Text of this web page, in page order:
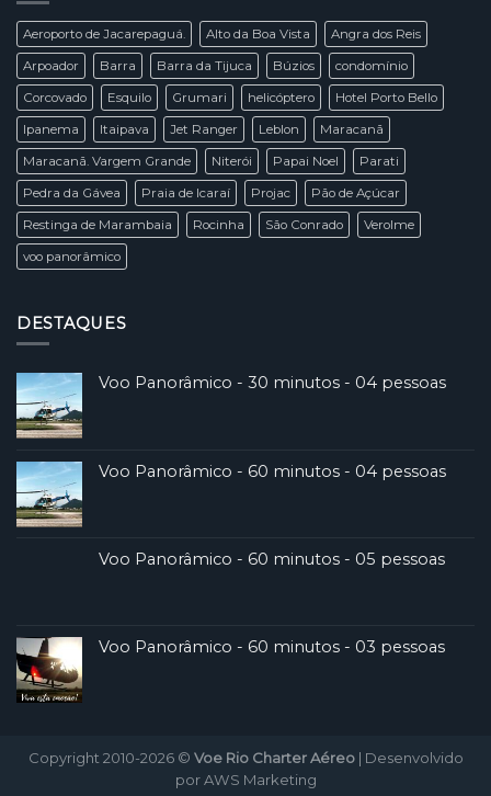
do
Gripen
NG
Aeroporto de Jacarepaguá. Alto da Boa Vista Angra dos Reis
Arpoador Barra Barra da Tijuca Búzios condomínio
Corcovado Esquilo Grumari helicóptero Hotel Porto Bello
Ipanema Itaipava Jet Ranger Leblon Maracanã
Maracanã. Vargem Grande Niterói Papai Noel Parati
Pedra da Gávea Praia de Icaraí Projac Pão de Açúcar
Restinga de Marambaia Rocinha São Conrado Verolme
voo panorâmico
DESTAQUES
Voo Panorâmico - 30 minutos - 04 pessoas
Voo Panorâmico - 60 minutos - 04 pessoas
Voo Panorâmico - 60 minutos - 05 pessoas
Voo Panorâmico - 60 minutos - 03 pessoas
Copyright 2010-2026 © Voe Rio Charter Aéreo| Desenvolvido
porAWS Marketing